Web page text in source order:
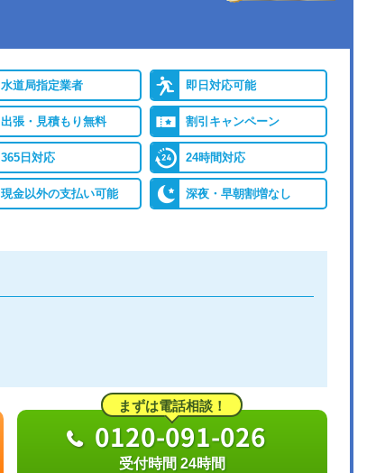
水道局指定業者 即日対応可能
出張・見積もり無料 割引キャンペーン
365日対応 24時間対応
現金以外の支払い可能 深夜・早朝割増なし
まずは電話相談！
0120-091-026
受付時間 24時間